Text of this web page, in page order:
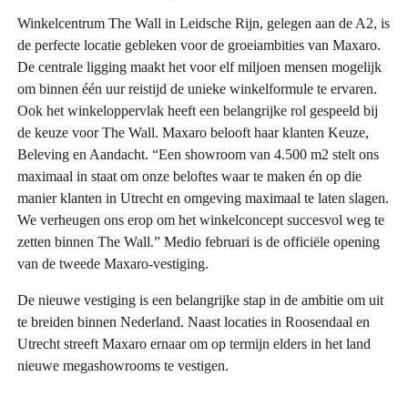
Winkelcentrum The Wall in Leidsche Rijn, gelegen aan de A2, is
de perfecte locatie gebleken voor de groeiambities van Maxaro.
De centrale ligging maakt het voor elf miljoen mensen mogelijk
om binnen één uur reistijd de unieke winkelformule te ervaren.
Ook het winkeloppervlak heeft een belangrijke rol gespeeld bij
de keuze voor The Wall. Maxaro belooft haar klanten Keuze,
Beleving en Aandacht. “Een showroom van 4.500 m2 stelt ons
maximaal in staat om onze beloftes waar te maken én op die
manier klanten in Utrecht en omgeving maximaal te laten slagen.
We verheugen ons erop om het winkelconcept succesvol weg te
zetten binnen The Wall.” Medio februari is de officiële opening
van de tweede Maxaro-vestiging.
De nieuwe vestiging is een belangrijke stap in de ambitie om uit
te breiden binnen Nederland. Naast locaties in Roosendaal en
Utrecht streeft Maxaro ernaar om op termijn elders in het land
nieuwe megashowrooms te vestigen.